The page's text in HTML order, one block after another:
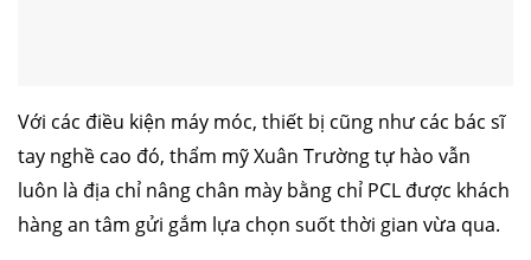
Với các điều kiện máy móc, thiết bị cũng như các bác sĩ
tay nghề cao đó, thẩm mỹ Xuân Trường tự hào vẫn
luôn là địa chỉ nâng chân mày bằng chỉ PCL được khách
hàng an tâm gửi gắm lựa chọn suốt thời gian vừa qua.